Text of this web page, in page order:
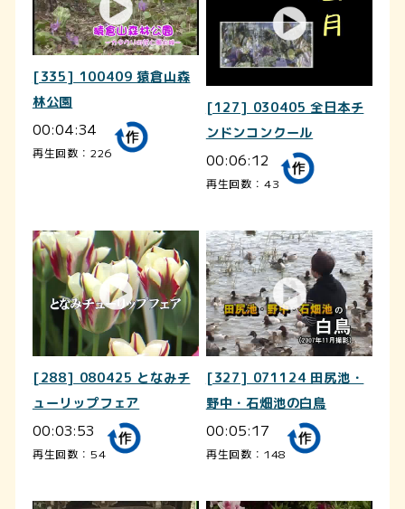
[335] 100409 猿倉山森
林公園
00:04:34
再生回数：226
[127] 030405 全日本チ
ンドンコンクール
00:06:12
再生回数：43
[288] 080425 となみチ
ューリップフェア
00:03:53
再生回数：54
[327] 071124 田尻池・
野中・石畑池の白鳥
00:05:17
再生回数：148